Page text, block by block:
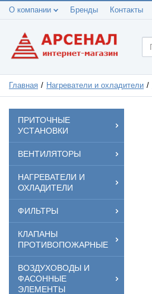
О компании Бренды Контакты
Главная Нагреватели и охладители
ПРИТОЧНЫЕ
УСТАНОВКИ
ВЕНТИЛЯТОРЫ
НАГРЕВАТЕЛИ И
ОХЛАДИТЕЛИ
ФИЛЬТРЫ
КЛАПАНЫ
ПРОТИВОПОЖАРНЫЕ
ВОЗДУХОВОДЫ И
ФАСОННЫЕ
ЭЛЕМЕНТЫ